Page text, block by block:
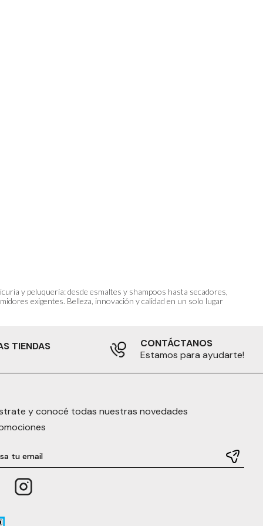
y peluquería: desde esmaltes y shampoos hasta secadores,
exigentes. Belleza, innovación y calidad en un solo lugar
TIENDAS
CONTÁCTANOS
Estamos para ayudarte!
y conocé todas nuestras novedades